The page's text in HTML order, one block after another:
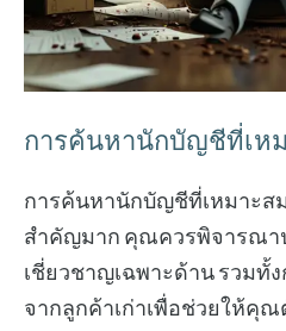
การค้นหานักบัญชีที่เห
การค้นหานักบัญชีที่เหมาะ
สำคัญมาก คุณควรพิจารณา
เชี่ยวชาญเฉพาะด้าน รวมทั้
จากลูกค้าเก่าเพื่อช่วยให้คุ